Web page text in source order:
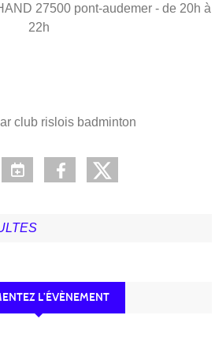
27500 pont-audemer - de 20h à
22h
club rislois badminton
L’ÉVÈNEMENT